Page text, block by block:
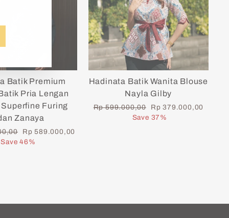
Batik Premium
Pria Lengan
Furing
Zanaya
Sale
price
Rp 589.000,00
Save 46%
Hadinata Batik Wanita Blouse
Nayla Gilby
Regular
Rp 599.000,00
Sale
price
Rp 379.000,00
Save 37%